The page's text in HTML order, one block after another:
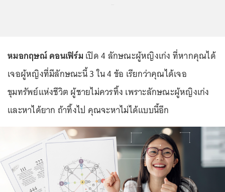
หมอกฤษณ์ คอนเฟิร์ม เปิด4 ลักษณะผู้หญิงเก่ง ที่หากคุณได้
เจอผู้หญิงที่มีลักษณะนี้ 3 ใน 4 ข้อ เรียกว่าคุณได้เจอ
ขุมทรัพย์แห่งชีวิต ผู้ชายไม่ควรทิ้ง เพราะลักษณะผู้หญิงเก่ง
และหาได้ยาก ถ้าทิ้งไป คุณจะหาไม่ได้แบบนี้อีก